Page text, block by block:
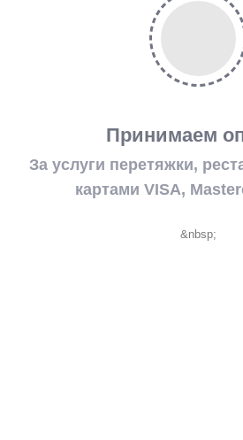
Принимаем
За услуги перетяжки,
картами VISA,
&nbsp;